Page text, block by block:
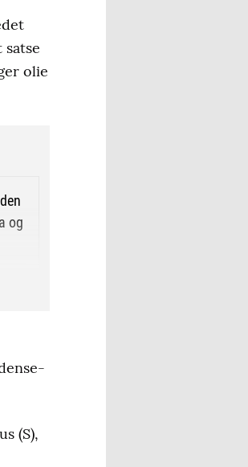
olie
og
(S),